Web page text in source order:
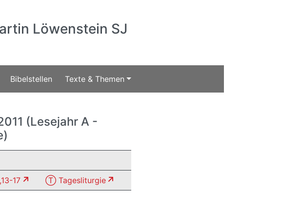
Löwenstein SJ
Bibelstellen Texte & Themen
(Lesejahr A -
17 Ⓣ Tagesliturgie